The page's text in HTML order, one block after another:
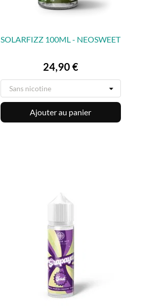
SOLARFIZZ 100ML - NEOSWEET
Prix
24,90 €
Ajouter au panier